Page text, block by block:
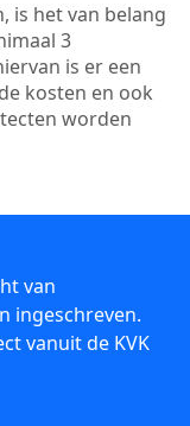
is het van belang
3
is er een
kosten en ook
worden
van
ingeschreven.
vanuit de KVK